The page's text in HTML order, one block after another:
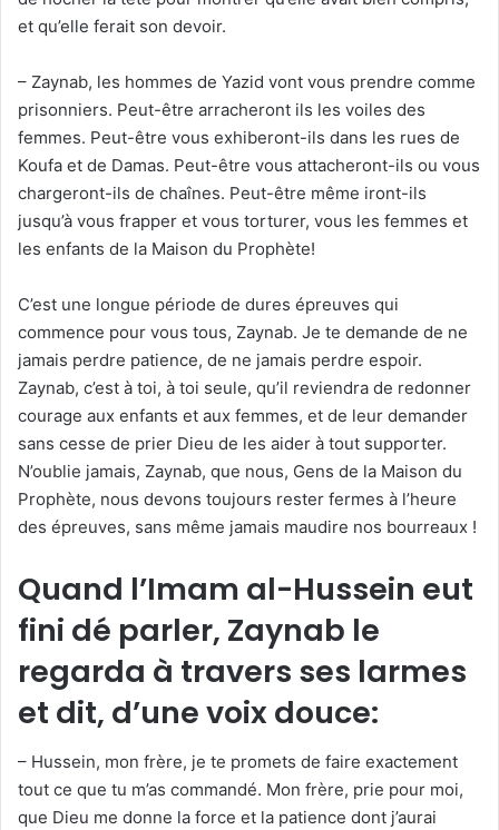
et qu’elle ferait son devoir.
– Zaynab, les hommes de Yazid vont vous prendre comme
prisonniers. Peut-être arracheront ils les voiles des
femmes. Peut-être vous exhiberont-ils dans les rues de
Koufa et de Damas. Peut-être vous attacheront-ils ou vous
chargeront-ils de chaînes. Peut-être même iront-ils
jusqu’à vous frapper et vous torturer, vous les femmes et
les enfants de la Maison du Prophète!
C’est une longue période de dures épreuves qui
commence pour vous tous, Zaynab. Je te demande de ne
jamais perdre patience, de ne jamais perdre espoir.
Zaynab, c’est à toi, à toi seule, qu’il reviendra de redonner
courage aux enfants et aux femmes, et de leur demander
sans cesse de prier Dieu de les aider à tout supporter.
N’oublie jamais, Zaynab, que nous, Gens de la Maison du
Prophète, nous devons toujours rester fermes à l’heure
des épreuves, sans même jamais maudire nos bourreaux !
Quand l’Imam al-Hussein eut
fini dé parler, Zaynab le
regarda à travers ses larmes
et dit, d’une voix douce:
– Hussein, mon frère, je te promets de faire exactement
tout ce que tu m’as commandé. Mon frère, prie pour moi,
que Dieu me donne la force et la patience dont j’aurai